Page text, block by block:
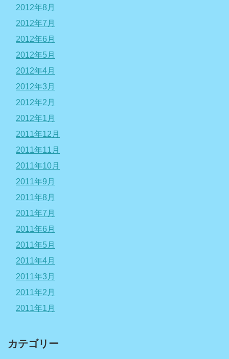
2012年8月
2012年7月
2012年6月
2012年5月
2012年4月
2012年3月
2012年2月
2012年1月
2011年12月
2011年11月
2011年10月
2011年9月
2011年8月
2011年7月
2011年6月
2011年5月
2011年4月
2011年3月
2011年2月
2011年1月
カテゴリー